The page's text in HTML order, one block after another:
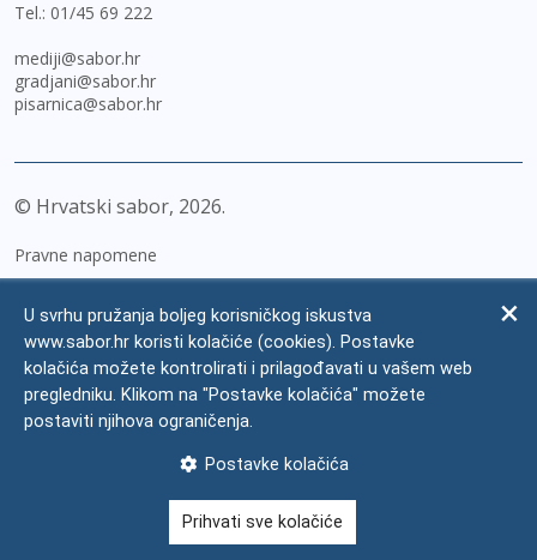
Tel.: 01/45 69 222
mediji@sabor.hr
gradjani@sabor.hr
pisarnica@sabor.hr
© Hrvatski sabor, 2026
Pravne napomene
Zaštita osobnih podataka
Impressum
Česta pitanja
U svrhu pružanja boljeg korisničkog iskustva
www.sabor.hr koristi kolačiće (cookies). Postavke
kolačića možete kontrolirati i prilagođavati u vašem web
pregledniku. Klikom na "Postavke kolačića" možete
postaviti njihova ograničenja.
Postavke kolačića
Prihvati sve kolačiće